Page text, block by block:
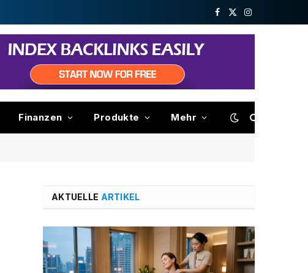
Facebook
X
Instagram
Finanzen Produkte Mehr
AKTUELLE ARTIKEL